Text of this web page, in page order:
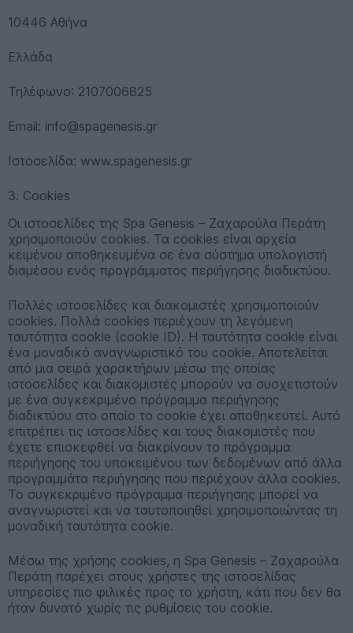
10446 Αθήνα
Ελλάδα
Τηλέφωνο: 2107006825
Email: info@spagenesis.gr
Ιστοσελίδα: www.spagenesis.gr
3. Cookies
Οι ιστοσελίδες της Spa Genesis – Ζαχαρούλα Περάτη
χρησιμοποιούν cookies. Τα cookies είναι αρχεία
κειμένου αποθηκευμένα σε ένα σύστημα υπολογιστή
διαμέσου ενός προγράμματος περιήγησης διαδικτύου.
Πολλές ιστοσελίδες και διακομιστές χρησιμοποιούν
cookies. Πολλά cookies περιέχουν τη λεγόμενη
ταυτότητα cookie (cookie ID). Η ταυτότητα cookie είναι
ένα μοναδικό αναγνωριστικό του cookie. Αποτελείται
από μια σειρά χαρακτήρων μέσω της οποίας
ιστοσελίδες και διακομιστές μπορούν να συσχετιστούν
με ένα συγκεκριμένο πρόγραμμα περιήγησης
διαδικτύου στο οποίο το cookie έχει αποθηκευτεί. Αυτό
επιτρέπει τις ιστοσελίδες και τους διακομιστές που
έχετε επισκεφθεί να διακρίνουν το πρόγραμμα
περιήγησης του υποκειμένου των δεδομένων από άλλα
προγραμμάτα περιήγησης που περιέχουν άλλα cookies.
Το συγκεκριμένο πρόγραμμα περιήγησης μπορεί να
αναγνωριστεί και να ταυτοποιηθεί χρησιμοποιώντας τη
μοναδική ταυτότητα cookie.
Μέσω της χρήσης cookies, η Spa Genesis – Ζαχαρούλα
Περάτη παρέχει στους χρήστες της ιστοσελίδας
υπηρεσίες πιο φιλικές προς το χρήστη, κάτι που δεν θα
ήταν δυνατό χωρίς τις ρυθμίσεις του cookie.